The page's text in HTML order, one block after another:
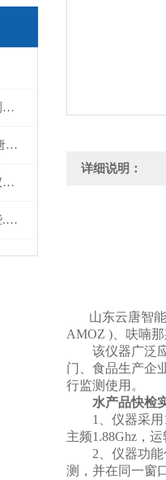
全自动多功能水产病毒快速检测设备【云唐水产品安全检测仪】
孔雀石绿检测设备.推荐使用云唐水产品安全检测仪
食用色素胭脂红、苋菜红检测仪器.推荐云唐新品
检测粮油重金属检测仪器有哪些.云唐精选检测粮油重金属检测仪器
详细说明：
山东云唐智
AMOZ )、呋喃
该仪器广泛应
门、食品生产企
行监测使用。
水产品快检
1、仪器采用
主频1.88Ghz，
2、仪器功能包
测，并在同一窗